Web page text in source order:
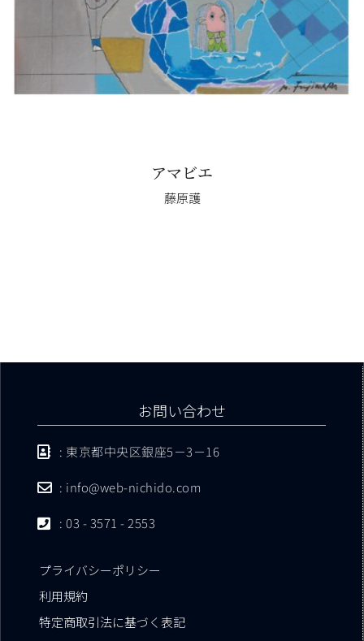
アマビエ
藤原護
お問い合わせ
: 東京都中央区銀座5－3－16
: info@web-nichido.com
: 03 - 3571 - 2553
プライバシーポリシー
利用規約
特定商取引法に基づく表記